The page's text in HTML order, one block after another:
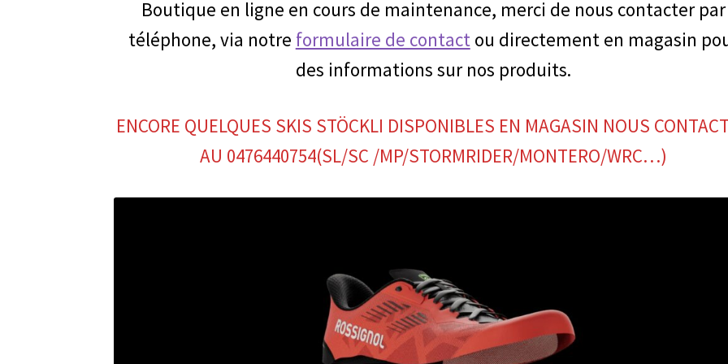
Boutique en ligne en cours de maintenance, merci de nous contacter par
téléphone, via notre formulaire de contact ou directement en magasin
des informations sur nos produits.
ENCORE QUELQUES SKIS STÖCKLI DISPONIBLES EN MAGASIN NOUS
AU 0476440754(SL/SC /MP/STORMRIDER/MONTERO/WRC…)